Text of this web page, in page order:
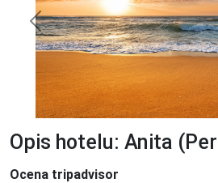
Previous
Opis hotelu: Anita
Ocena tripadvisor